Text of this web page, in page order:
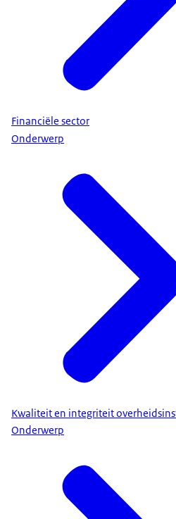
Financiële sector
Onderwerp
Kwaliteit en integriteit
Onderwerp